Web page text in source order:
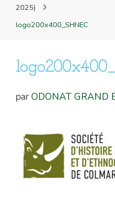
2025)
logo200x400_SHNEC
parODONAT GRAND